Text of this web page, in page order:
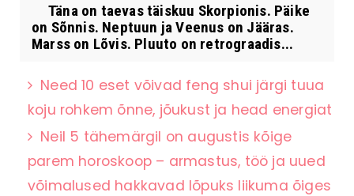
Täna on taevas täiskuu Skorpionis. Päike
on Sõnnis. Neptuun ja Veenus on Jääras.
Marss on Lõvis. Pluuto on retrograadis...
Need 10 eset võivad feng shui järgi tuua
koju rohkem õnne, jõukust ja head energiat
Neil 5 tähemärgil on augustis kõige
parem horoskoop – armastus, töö ja uued
võimalused hakkavad lõpuks liikuma õiges